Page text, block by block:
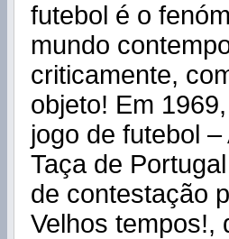
futebol é o
mundo
criticamente,
objeto! Em
jogo de futebol
Taça de
de contestação
Velhos tempos!,